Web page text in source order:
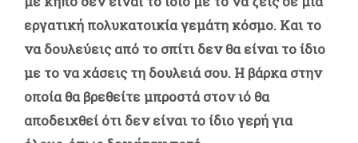
εργατική πολυκατοικία γεμάτη κόσμο. Και το
να δουλεύεις από το σπίτι δεν θα είναι το ίδιο
με το να χάσεις τη δουλειά σου. Η βάρκα στην
οποία θα βρεθείτε μπροστά στον ιό θα
αποδειχθεί ότι δεν είναι το ίδιο γερή για